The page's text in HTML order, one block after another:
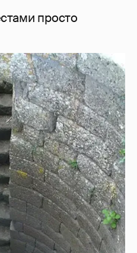
просто